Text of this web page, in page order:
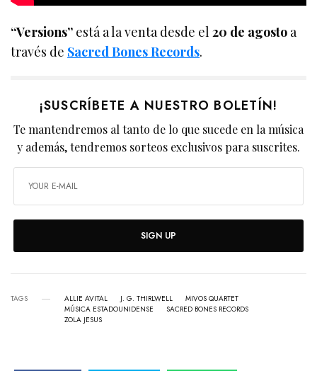
“Versions” está a la venta desde el20 de agosto a
través de Sacred Bones Records.
¡SUSCRÍBETE A NUESTRO BOLETÍN!
Te mantendremos al tanto de lo que sucede en la música
y además, tendremos sorteos exclusivos para suscrites.
SIGN UP
TAGS ALLIE AVITAL J. G. THIRLWELL
MIVOS QUARTET
MÚSICA ESTADOUNIDENSE
SACRED BONES RECORDS
ZOLA JESUS